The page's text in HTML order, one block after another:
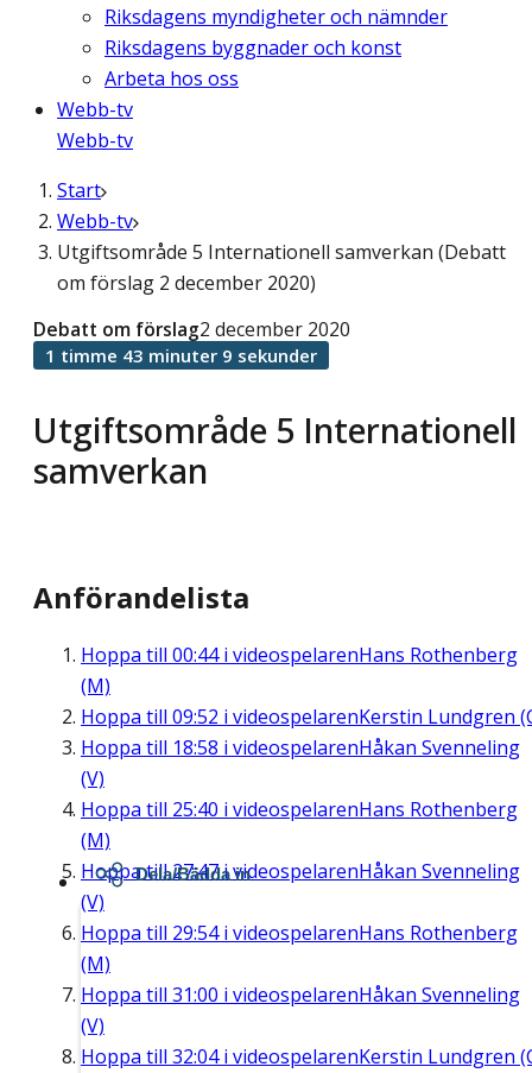
Riksdagens myndigheter och nämnder
Riksdagens byggnader och konst
Arbeta hos oss
Webb-tv
Webb-tv
Start
Webb-tv
Utgiftsområde 5 Internationell samverkan (Debatt
om förslag 2 december 2020)
Utgiftsområde 5 Internationell
samverkan
Debatt om förslag2 december 2020
1 timme 43 minuter 9 sekunder
Anförandelista
Hoppa till 00:44i videospelarenHans Rothenberg
(M)
Hoppa till 09:52 i videospelarenKerstin Lundgren
Hoppa till 18:58 i videospelarenHåkan Svenneling
(V)
Hoppa till 25:40 i videospelarenHans Rothenberg
(M)
Hoppa till27:47i videospelarenHåkan Svenneling
(V)
Hoppa till 29:54i videospelarenHans Rothenberg
(M)
Hoppa till 31:00 i videospelarenHåkan Svenneling
(V)
Hoppa till 32:04i videospelarenKerstin Lundgren
Dela/Bädda in